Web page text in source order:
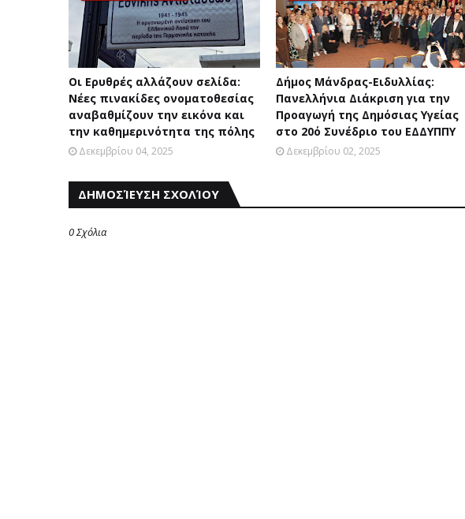
Οι Ερυθρές αλλάζουν σελίδα:
Νέες πινακίδες ονοματοθεσίας
αναβαθμίζουν την εικόνα και
την καθημερινότητα της πόλης
Δεκεμβρίου 04, 2025
Δήμος Μάνδρας-Ειδυλλίας:
Πανελλήνια Διάκριση για την
Προαγωγή της Δημόσιας Υγείας
στο 20ό Συνέδριο του ΕΔΔΥΠΠΥ
Δεκεμβρίου 02, 2025
ΔΗΜΟΣΊΕΥΣΗ ΣΧΟΛΊΟΥ
0 Σχόλια